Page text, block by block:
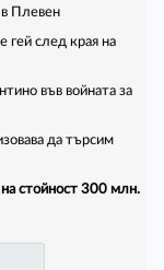
в Плевен
гей след края на
във войната за
да търсим
стойност 300 млн.